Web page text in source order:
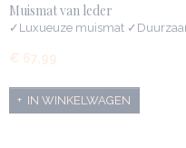
Muismat van leder
✓Luxueuze muismat
€ 67,99
IN WINKELWAGEN